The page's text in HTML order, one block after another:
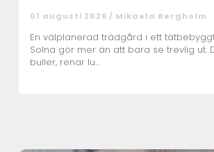
01 augusti 2026 / Mikaela Bergholm
En välplanerad trädgård i ett
Solna gör mer än att bara se trevlig ut.
buller, renar lu...